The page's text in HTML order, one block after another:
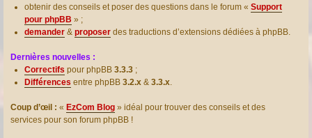
obtenir des conseils et poser des questions dans le forum « Support
pour phpBB » ;
demander & proposer des traductions d’extensions dédiées à phpBB.
Dernières nouvelles :
Correctifs pour phpBB 3.3.3 ;
Différences entre phpBB 3.2.x & 3.3.x.
Coup d’œil : « EzCom Blog » idéal pour trouver des conseils et des
services pour son forum phpBB !